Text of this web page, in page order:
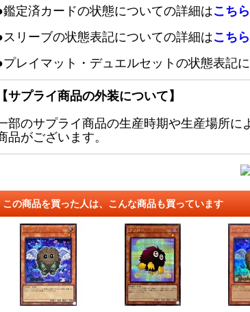
鑑定済カードの状態についての詳細はこちら
スリーブの状態表記についての詳細はこちら
プレイマット・デュエルセットの状態表記
【サプライ商品の外装について】
部のサプライ商品の生産時期や生産場所
品がございます。
この商品を買った人は、こんな商品も買っています